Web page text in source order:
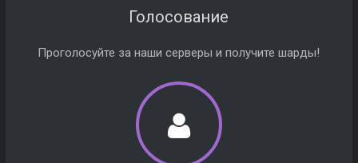
Голосование
Проголосуйте за наши серверы и получите шарды!